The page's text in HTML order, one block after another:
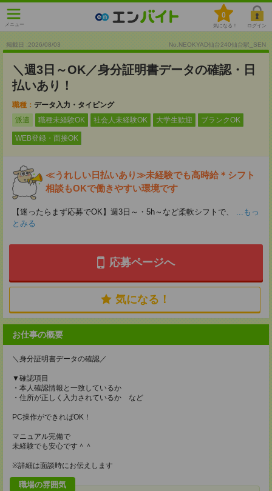
メニュー
0
気になる！ ログイン
掲載日 :2026/08/03 No.NEOKYAD仙台240仙台駅_SEN
＼週3日～OK／身分証明書データの確認・日
払いあり！
職種： データ入力・タイピング
派遣
職種未経験OK 社会人未経験OK 大学生歓迎 ブランクOK
WEB登録・面接OK
≪うれしい日払いあり≫未経験でも高時給＊シフト
相談もOKで働きやすい環境です
【迷ったらまず応募でOK】週3日～・5h～など柔軟シフトで、
...もっ
とみる
応募ページへ
気になる！
お仕事の概要
＼身分証明書データの確認／
▼確認項目
・本人確認情報と一致しているか
・住所が正しく入力されているか など
PC操作ができればOK！
マニュアル完備で
未経験でも安心です＾＾
※詳細は面談時にお伝えします
職場の雰囲気